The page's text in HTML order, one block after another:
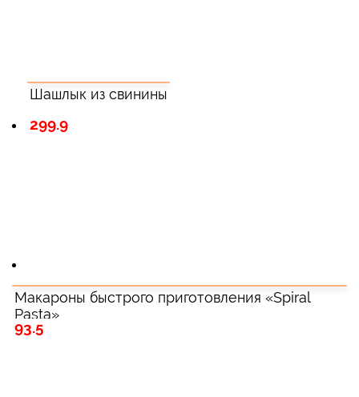
Шашлык из свинины
299.9
Макароны быстрого приготовления «Spiral
Pasta»
93.5